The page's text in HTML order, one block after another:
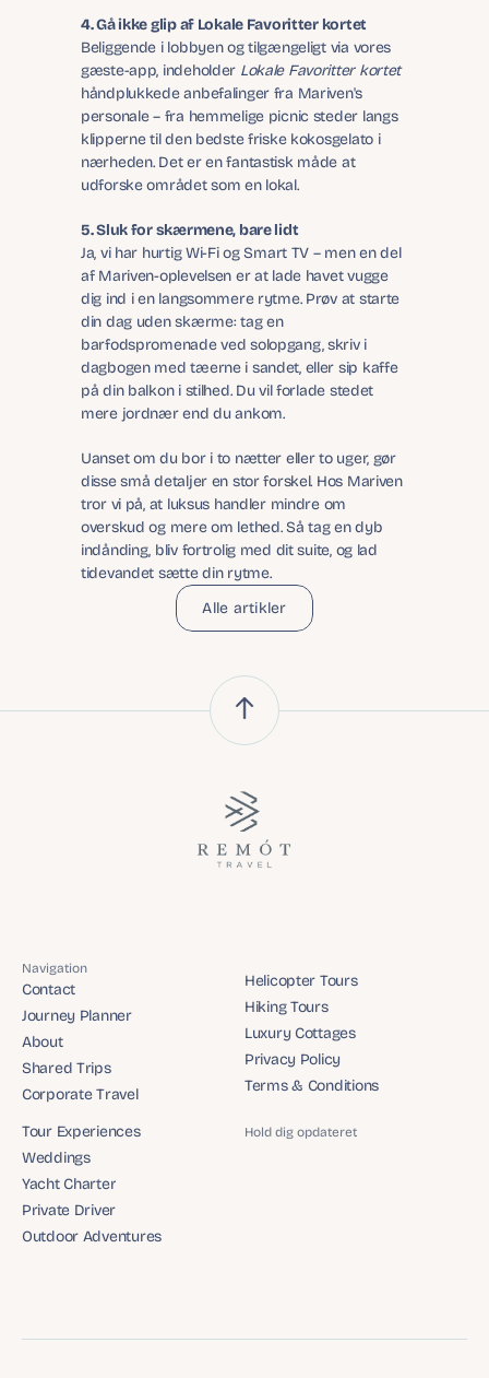
4. Gå ikke glip af Lokale Favoritter kortet
Beliggende i lobbyen og tilgængeligt via vores
gæste-app, indeholder Lokale Favoritter kortet
håndplukkede anbefalinger fra Mariven's
personale – fra hemmelige picnic steder langs
klipperne til den bedste friske kokosgelato i
nærheden. Det er en fantastisk måde at
udforske området som en lokal.
5. Sluk for skærmene, bare lidt
Ja, vi har hurtig Wi-Fi og Smart TV – men en del
af Mariven-oplevelsen er at lade havet vugge
dig ind i en langsommere rytme. Prøv at starte
din dag uden skærme: tag en
barfodspromenade ved solopgang, skriv i
dagbogen med tæerne i sandet, eller sip kaffe
på din balkon i stilhed. Du vil forlade stedet
mere jordnær end du ankom.
Uanset om du bor i to nætter eller to uger, gør
disse små detaljer en stor forskel. Hos Mariven
tror vi på, at luksus handler mindre om
overskud og mere om lethed. Så tag en dyb
indånding, bliv fortrolig med dit suite, og lad
tidevandet sætte din rytme.
Alle artikler
Navigation
Contact
Contact
Journey Planner
Journey Planner
About
About
Shared Trips
Shared Trips
Corporate Travel
Tour Experiences
Tour Experiences
Weddings
Weddings
Yacht Charter
Yacht Charter
Private Driver
Private Driver
Outdoor Adventures
Helicopter Tours
Helicopter Tours
Hiking Tours
Hiking Tours
Luxury Cottages
Luxury Cottages
Privacy Policy
Privacy Policy
Terms & Conditions
Hold dig opdateret